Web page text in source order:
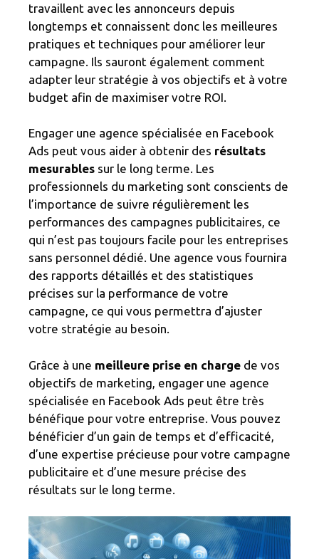
travaillent avec les annonceurs depuis
longtemps et connaissent donc les meilleures
pratiques et techniques pour améliorer leur
campagne. Ils sauront également comment
adapter leur stratégie à vos objectifs et à votre
budget afin de maximiser votre ROI.
Engager une agence spécialisée en Facebook
Ads peut vous aider à obtenir des résultats
mesurables sur le long terme. Les
professionnels du marketing sont conscients de
l’importance de suivre régulièrement les
performances des campagnes publicitaires, ce
qui n’est pas toujours facile pour les entreprises
sans personnel dédié. Une agence vous fournira
des rapports détaillés et des statistiques
précises sur la performance de votre
campagne, ce qui vous permettra d’ajuster
votre stratégie au besoin.
Grâce à une meilleure prise en charge de vos
objectifs de marketing, engager une agence
spécialisée en Facebook Ads peut être très
bénéfique pour votre entreprise. Vous pouvez
bénéficier d’un gain de temps et d’efficacité,
d’une expertise précieuse pour votre campagne
publicitaire et d’une mesure précise des
résultats sur le long terme.